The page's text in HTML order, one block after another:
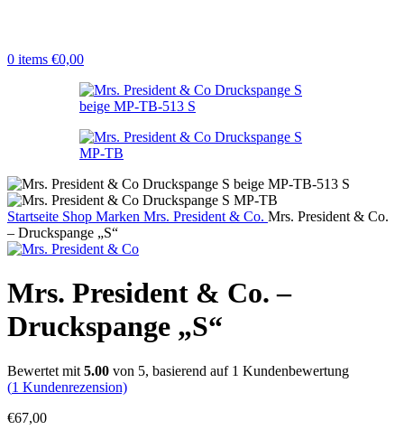
0 items €0,00
Startseite Shop Marken Mrs. President & Co. Mrs. President & Co.
– Druckspange „S“
Mrs. President & Co. –
Druckspange „S“
Bewertet mit 5.00 von 5, basierend auf 1 Kundenbewertung
(1 Kundenrezension)
€67,00